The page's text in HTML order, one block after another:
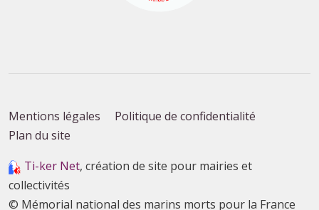
Mentions légales
Politique de confidentialité
Plan du site
Ti-ker Net, création de site pour mairies et
collectivités
© Mémorial national des marins morts pour la France